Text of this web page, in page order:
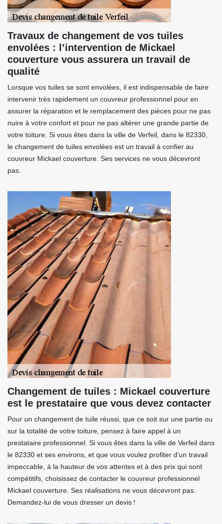
Travaux de changement de vos tuiles
envolées : l’intervention de Mickael
couverture vous assurera un travail de
qualité
Lorsque vos tuiles se sont envolées, il est indispensable de faire
intervenir très rapidement un couvreur professionnel pour en
assurer la réparation et le remplacement des pièces pour ne pas
nuire à votre confort et pour ne pas altérer une grande partie de
votre toiture. Si vous êtes dans la ville de Verfeil, dans le 82330,
le changement de tuiles envolées est un travail à confier au
couvreur Mickael couverture. Ses services ne vous décevront
pas.
Changement de tuiles : Mickael couverture
est le prestataire que vous devez contacter
Pour un changement de tuile réussi, que ce soit sur une partie ou
sur la totalité de votre toiture, pensez à faire appel à un
prestataire professionnel. Si vous êtes dans la ville de Verfeil dans
le 82330 et ses environs, et que vous voulez profiter d’un travail
impeccable, à la hauteur de vos attentes et à des prix qui sont
compétitifs, choisissez de contacter le couvreur professionnel
Mickael couverture. Ses réalisations ne vous décevront pas.
Demandez-lui de vous dresser un devis !